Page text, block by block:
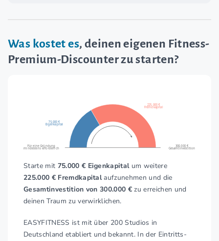
Was kostet es, deinen eigenen Fitness-
Premium-Discounter zu starten?
225.000 €
Fremdkapital
75.000 €
Eigenkapital
Für eine Gründung
mindestens erforderlich
300.000 €
Gesamtinvestition
Starte mit 75.000 € Eigenkapitalum weitere
225.000 € Fremdkapitalaufzunehmen und die
Gesamtinvestition von 300.000 € zu erreichen und
deinen Traum zu verwirklichen.
EASYFITNESS ist mit über 200 Studios in
Deutschland etabliert und bekannt. In der Eintritts-